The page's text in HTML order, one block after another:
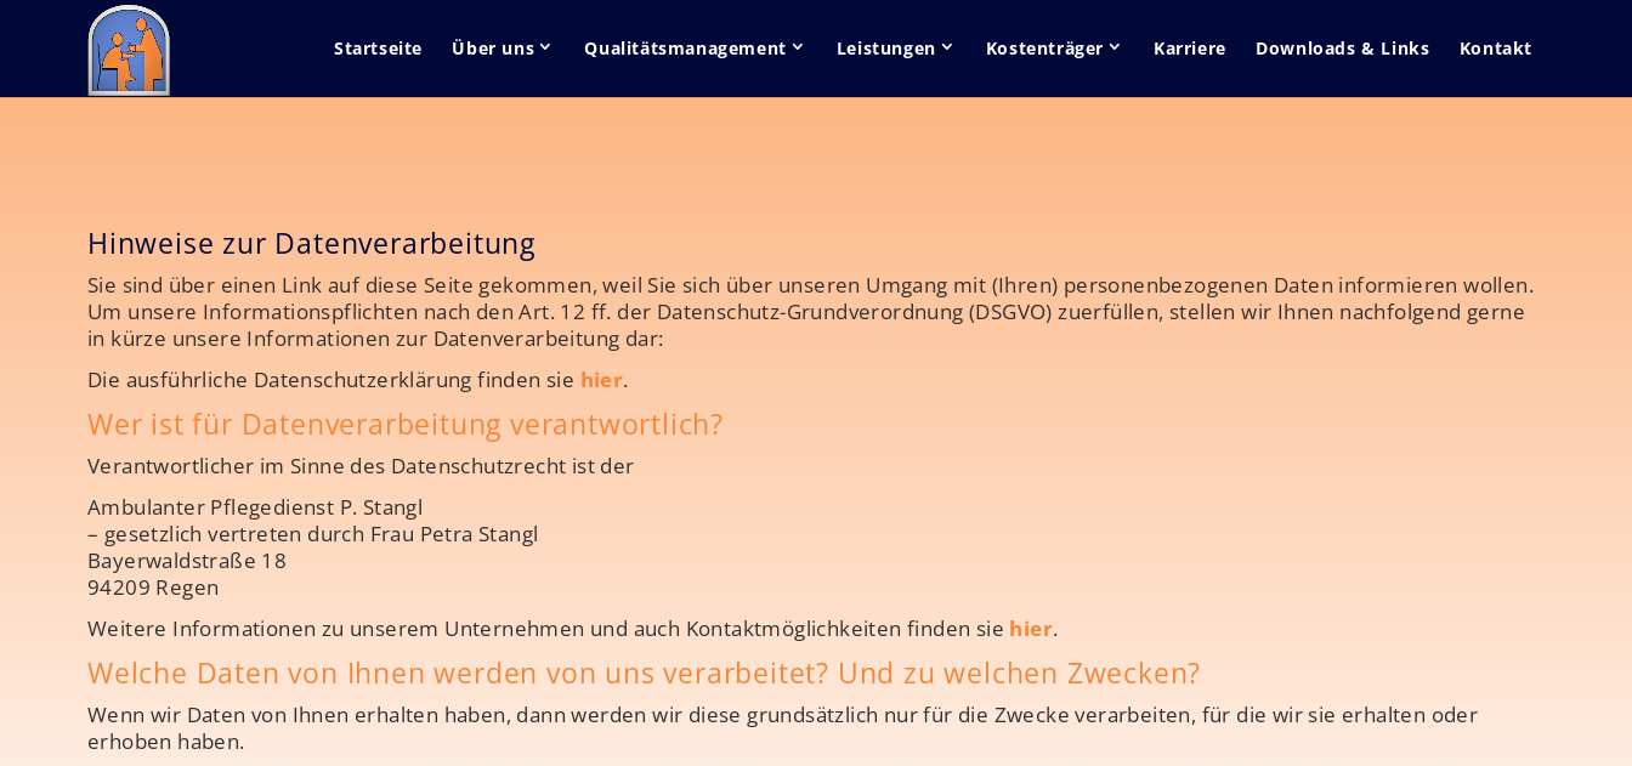
Startseite Über uns Qualitätsmanagement Leistungen Kostenträger Karriere Downloads & Links Kontakt
Hinweise zur Datenverarbeitung
Sie sind über einen Link auf diese Seite gekommen, weil Sie sich über unseren Umgang mit (Ihren) personenbezogenen Daten informieren wollen.
Um unsere Informationspflichten nach den Art. 12 ff. der Datenschutz-Grundverordnung (DSGVO) zuerfüllen, stellen wir Ihnen nachfolgend gerne
in kürze unsere Informationen zur Datenverarbeitung dar:
Die ausführliche Datenschutzerklärung finden sie hier.
Wer ist für Datenverarbeitung verantwortlich?
Verantwortlicher im Sinne des Datenschutzrecht ist der
Ambulanter Pflegedienst P. Stangl
– gesetzlich vertreten durch Frau Petra Stangl
Bayerwaldstraße 18
94209 Regen
Weitere Informationen zu unserem Unternehmen und auch Kontaktmöglichkeiten finden sie hier.
Welche Daten von Ihnen werden von uns verarbeitet? Und zu welchen Zwecken?
Wenn wir Daten von Ihnen erhalten haben, dann werden wir diese grundsätzlich nur für die Zwecke verarbeiten, für die wir sie erhalten oder
erhoben haben.